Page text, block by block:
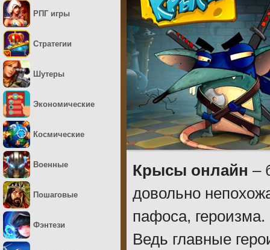
Крысы онлайн –
довольно
пафоса,
Ведь главные
РПГ игры
Стратегии
Шутеры
Экономические
Космические
Военные
Пошаговые
Фэнтези